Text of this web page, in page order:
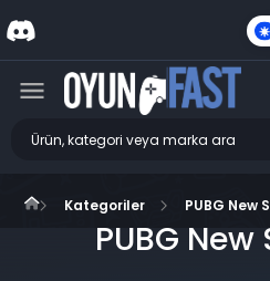
Kategoriler PUBG New
PUBG